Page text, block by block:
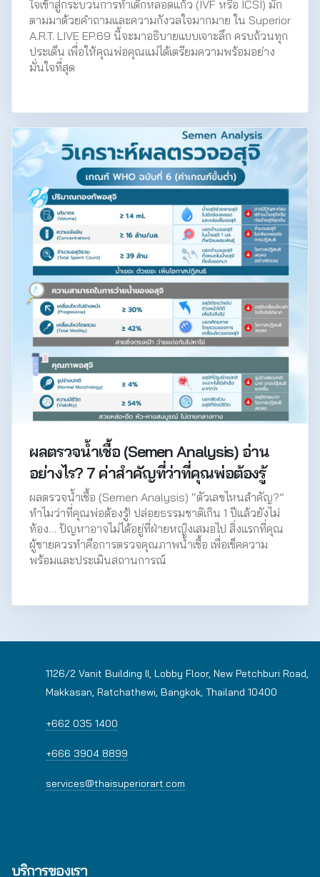
ใจเข้าสู่กระบวนการทำเด็กหลอดแก้ว (IVF หรือ ICSI) มัก
ตามมาด้วยคำถามและความกังวลใจมากมาย ใน Superior
A.R.T. LIVE EP.69 นี้จะมาอธิบายแบบเจาะลึก ครบถ้วนทุก
ประเด็น เพื่อให้คุณพ่อคุณแม่ได้เตรียมความพร้อมอย่าง
มั่นใจที่สุด
ผลตรวจน้ำเชื้อ (Semen Analysis) อ่าน
อย่างไร? 7 ค่าสำคัญที่ว่าที่คุณพ่อต้องรู้
ผลตรวจน้ำเชื้อ (Semen Analysis) “ตัวเลขไหนสำคัญ?”
ทำไมว่าที่คุณพ่อต้องรู้! ปล่อยธรรมชาติเกิน 1 ปีแล้วยังไม่
ท้อง… ปัญหาอาจไม่ได้อยู่ที่ฝ่ายหญิงเสมอไป สิ่งแรกที่คุณ
ผู้ชายควรทำคือการตรวจคุณภาพน้ำเชื้อ เพื่อเช็คความ
พร้อมและประเมินสถานการณ์
1126/2 Vanit Building II, Lobby Floor, New Petchburi Road,
Makkasan, Ratchathewi, Bangkok, Thailand 10400
+662 035 1400
+666 3904 8899
services@thaisuperiorart.com
บริการของเรา